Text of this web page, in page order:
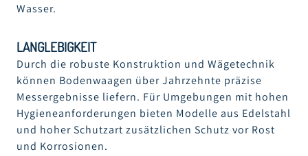
Wasser.
LANGLEBIGKEIT
Durch die robuste Konstruktion und Wägetechnik
können Bodenwaagen über Jahrzehnte präzise
Messergebnisse liefern. Für Umgebungen mit hohen
Hygieneanforderungen bieten Modelle aus Edelstahl
und hoher Schutzart zusätzlichen Schutz vor Rost
und Korrosionen.